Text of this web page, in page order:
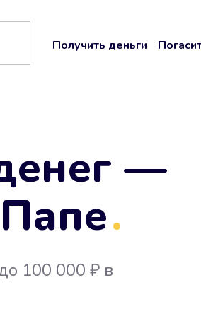
Получить деньги
—
.
100 000 ₽ в